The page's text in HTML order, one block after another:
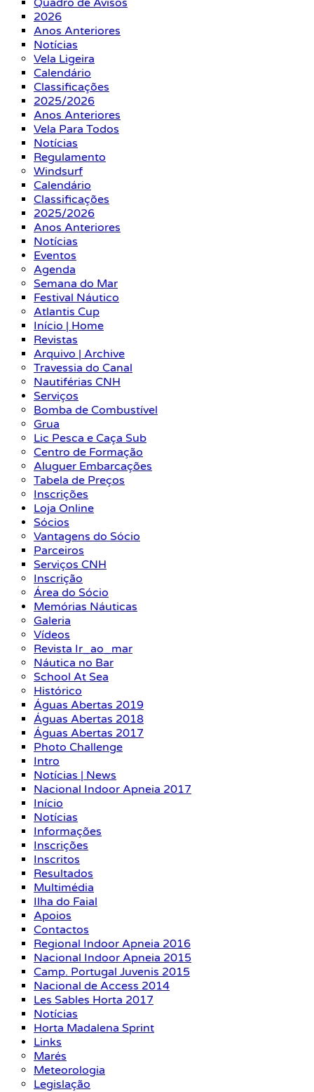
Quadro de Avisos
2026
Anos Anteriores
Notícias
Vela Ligeira
Calendário
Classificações
2025/2026
Anos Anteriores
Vela Para Todos
Notícias
Regulamento
Windsurf
Calendário
Classificações
2025/2026
Anos Anteriores
Notícias
Eventos
Agenda
Semana do Mar
Festival Náutico
Atlantis Cup
Início | Home
Revistas
Arquivo | Archive
Travessia do Canal
Nautiférias CNH
Serviços
Bomba de Combustível
Grua
Lic Pesca e Caça Sub
Centro de Formação
Aluguer Embarcações
Tabela de Preços
Inscrições
Loja Online
Sócios
Vantagens do Sócio
Parceiros
Serviços CNH
Inscrição
Área do Sócio
Memórias Náuticas
Galeria
Vídeos
Revista Ir_ao_mar
Náutica no Bar
School At Sea
Histórico
Águas Abertas 2019
Águas Abertas 2018
Águas Abertas 2017
Photo Challenge
Intro
Notícias | News
Nacional Indoor Apneia 2017
Início
Notícias
Informações
Inscrições
Inscritos
Resultados
Multimédia
Ilha do Faial
Apoios
Contactos
Regional Indoor Apneia 2016
Nacional Indoor Apneia 2015
Camp. Portugal Juvenis 2015
Nacional de Access 2014
Les Sables Horta 2017
Notícias
Horta Madalena Sprint
Links
Marés
Meteorologia
Legislação